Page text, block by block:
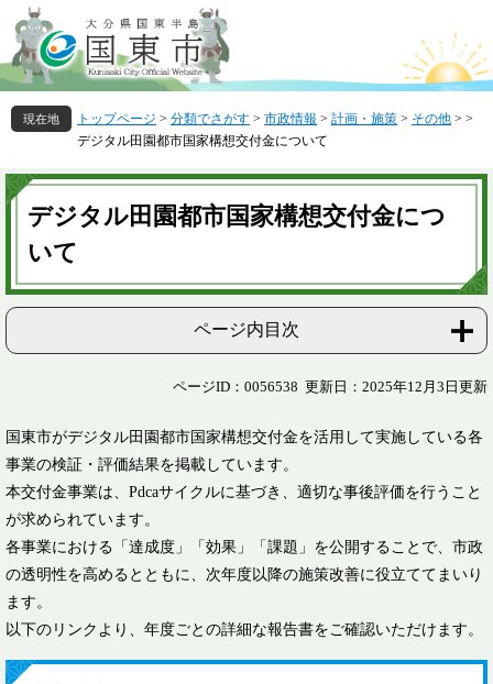
ー
ジ
の
先
頭
す
。
ニ
ュ
ー
を
飛
し
て
トップページ > 分類でさがす > 市政情報 > 計画・施策 > その他 > >
デジタル田園都市国家構想交付金について
本
文
デジタル田園都市国家構想交付金につ
いて
ページ内目次
ページID：0056538 更新日：2025年12月3日更新
国東市がデジタル田園都市国家構想交付金を活用して実施している各
事業の検証・評価結果を掲載しています。
本交付金事業は、Pdcaサイクルに基づき、適切な事後評価を行うこと
が求められています。
各事業における「達成度」「効果」「課題」を公開することで、市政
の透明性を高めるとともに、次年度以降の施策改善に役立ててまいり
ます。
以下のリンクより、年度ごとの詳細な報告書をご確認いただけます。